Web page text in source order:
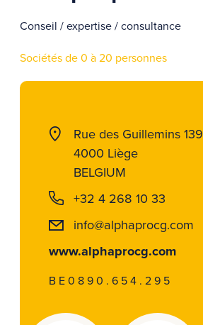
Conseil / expertise / consultance
Sociétés de 0 à 20 personnes
Rue des Guillemins 139
4000 Liège
BELGIUM
+32 4 268 10 33
info@alphaprocg.com
www.alphaprocg.com
BE0890.654.295